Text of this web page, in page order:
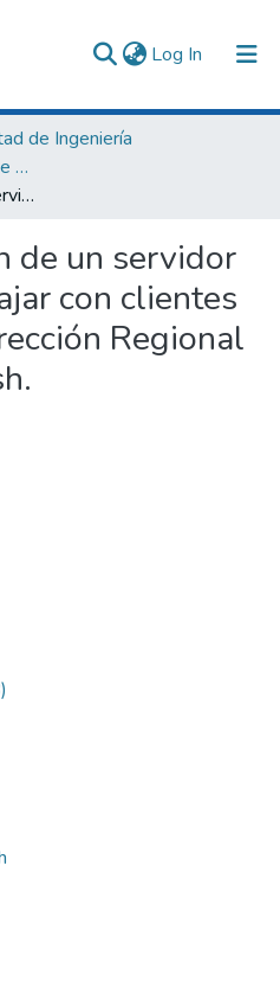
Log In (current)
de Ingeniería
Ingeniería Informática y de Sistemas
Implementación de un servidor Linux para trabajar con clientes ligeros en la Dirección Regional de Salud Ancash.
de un servidor
con clientes
Regional